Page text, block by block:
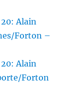
Alain
Forton –
Alain
Forton